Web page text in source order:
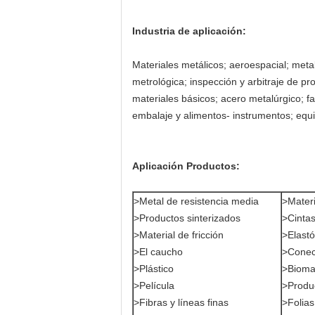
Industria de aplicación:
Materiales metálicos; aeroespacial;
metrológica; inspección y arbitraje de
materiales básicos; acero metalúrgico;
embalaje y alimentos- instrumentos;
Aplicación Productos:
>Metal de resistencia media
>Productos sinterizados
>Material de fricción
>El caucho
>Plástico
>Película
>Fibras y líneas finas
>Cintas